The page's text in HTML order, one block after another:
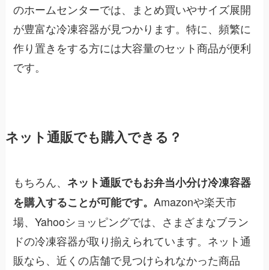
のホームセンターでは、まとめ買いやサイズ展開
が豊富な冷凍容器が見つかります。特に、頻繁に
作り置きをする方には大容量のセット商品が便利
です。
ネット通販でも購入できる？
もちろん、 ネット通販でもお弁当小分け冷凍容器
を購入することが可能です。Amazonや楽天市
場、Yahooショッピングでは、さまざまなブラン
ドの冷凍容器が取り揃えられています。ネット通
販なら、近くの店舗で見つけられなかった商品